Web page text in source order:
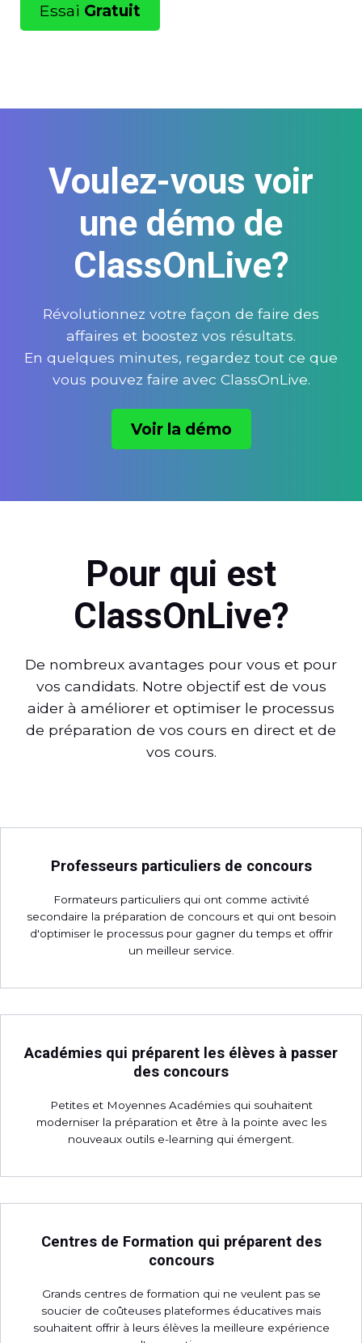
Essai Gratuit
Voulez-vous voir
une démo de
ClassOnLive?
Révolutionnez votre façon de faire des
affaires et boostez vos résultats.
En quelques minutes, regardez tout ce que
vous pouvez faire avec ClassOnLive.
Voir la démo
Pour qui est
ClassOnLive?
De nombreux avantages pour vous et pour
vos candidats. Notre objectif est de vous
aider à améliorer et optimiser le processus
de préparation de vos cours en direct et de
vos cours.
Professeurs particuliers de concours
Formateurs particuliers qui ont comme activité
secondaire la préparation de concours et qui ont besoin
d'optimiser le processus pour gagner du temps et offrir
un meilleur service.
Académies qui préparent les élèves à passer
des concours
Petites et Moyennes Académies qui souhaitent
moderniser la préparation et être à la pointe avec les
nouveaux outils e-learning qui émergent.
Centres de Formation qui préparent des
concours
Grands centres de formation qui ne veulent pas se
soucier de coûteuses plateformes éducatives mais
souhaitent offrir à leurs élèves la meilleure expérience